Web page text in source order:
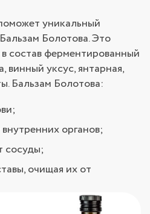
уникальный
Болотова. Это
состав ферментированный
винный уксус, янтарная,
Бальзам Болотова:
органов;
сосуды;
очищая их от